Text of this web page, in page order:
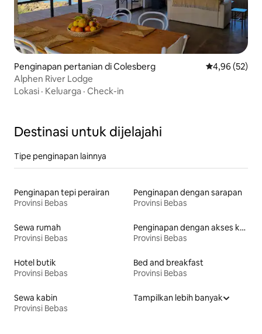
Penginapan pertanian di Colesberg Nilai rata-rata
4,96 (52)
Alphen River Lodge
Lokasi · Keluarga · Check-in
Destinasi untuk dijelajahi
Tipe penginapan lainnya
Penginapan tepi perairan
Provinsi Bebas
Penginapan dengan sarapan
Provinsi Bebas
Sewa rumah
Provinsi Bebas
Penginapan dengan akses ke danau
Provinsi Bebas
Hotel butik
Provinsi Bebas
Bed and breakfast
Provinsi Bebas
Sewa kabin
Provinsi Bebas
Tampilkan lebih banyak